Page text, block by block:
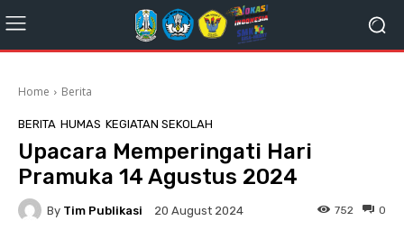
Home Berita
BERITA HUMAS KEGIATAN SEKOLAH
Upacara Memperingati Hari
Pramuka 14 Agustus 2024
By Tim Publikasi 20 August 2024 0
752